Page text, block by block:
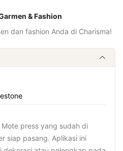
& Fashion
dan fashion Anda di Charisma!
press yang sudah di
siap pasang. Aplikasi ini